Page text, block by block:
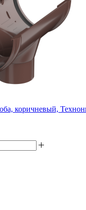
коричневый,